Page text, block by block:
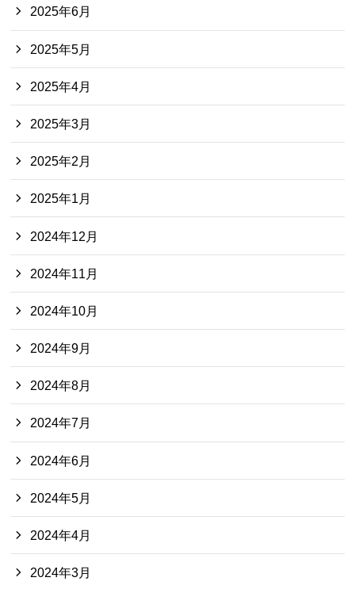
2025年6月
2025年5月
2025年4月
2025年3月
2025年2月
2025年1月
2024年12月
2024年11月
2024年10月
2024年9月
2024年8月
2024年7月
2024年6月
2024年5月
2024年4月
2024年3月